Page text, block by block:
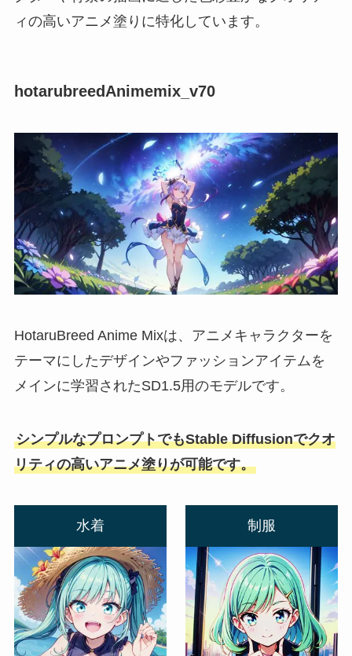
ィの高いアニメ塗りに特化しています。
hotarubreedAnimemix_v70
HotaruBreed Anime Mixは、アニメキャラクターを
テーマにしたデザインやファッションアイテムを
メインに学習されたSD1.5用のモデルです。
シンプルなプロンプトでもStable Diffusionでクオ
リティの高いアニメ塗りが可能です。
水着 制服